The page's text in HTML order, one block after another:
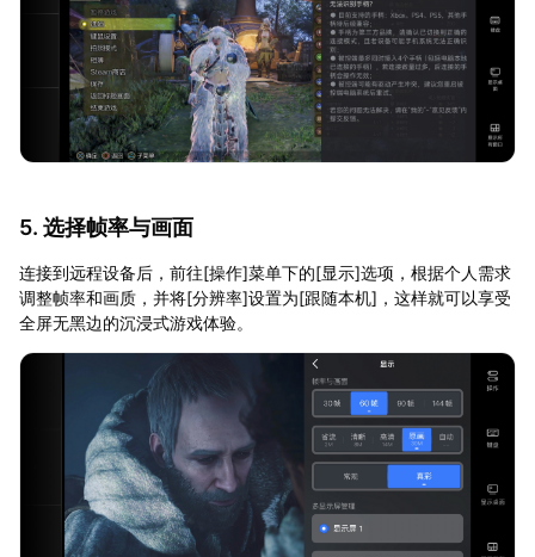
5. 选择帧率与画面
连接到远程设备后，前往[操作]菜单下的[显示]选项，根据个人需求
调整帧率和画质，并将[分辨率]设置为[跟随本机]，这样就可以享受
全屏无黑边的沉浸式游戏体验。